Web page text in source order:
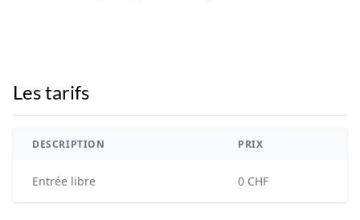
Les tarifs
DESCRIPTION PRIX
Entrée libre 0 CHF